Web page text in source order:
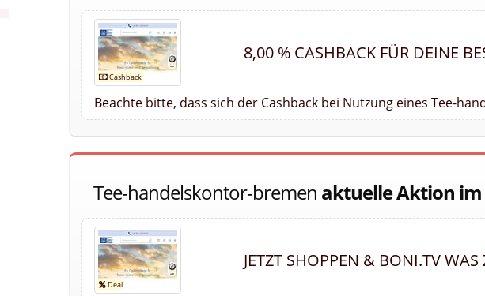
8,00 % CASHBACK FÜR DEINE
Beachte bitte, dass sich der Cashback bei Nutzung eines Tee-
Tee-handelskontor-bremen aktuelle Aktion im
JETZT SHOPPEN & BONI.TV WAS